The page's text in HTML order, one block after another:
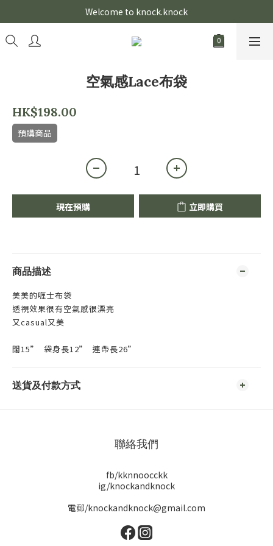
Welcome to knock.knock
空氣感Lace布袋
HK$198.00
預購商品
現在預購 立即購買
商品描述
美美的喱士布袋
透視效果很有空氣感很漂亮
又casual又美
闊15” 袋身長12” 連帶長26”
送貨及付款方式
聯絡我們
fb/kknnoocckk
ig/knockandknock
電郵/knockandknock@gmail.com